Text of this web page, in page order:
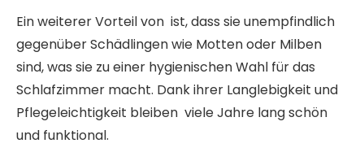
Ein weiterer Vorteil von ist, dass sie unempfindlich
gegenüber Schädlingen wie Motten oder Milben
sind, was sie zu einer hygienischen Wahl für das
Schlafzimmer macht. Dank ihrer Langlebigkeit und
Pflegeleichtigkeit bleiben viele Jahre lang schön
und funktional.